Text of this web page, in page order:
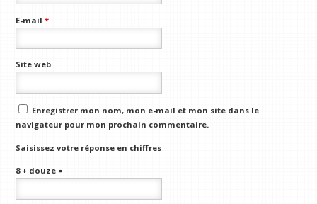
E-mail*
Site web
Enregistrer mon nom, mon e-mail et mon site dans le
navigateur pour mon prochain commentaire.
Saisissez votre réponse en chiffres
8 + douze =